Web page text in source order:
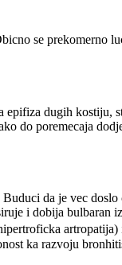
se prekomerno
dugih kostiju,
do poremecaja
da je vec
i dobija
ka razvoju